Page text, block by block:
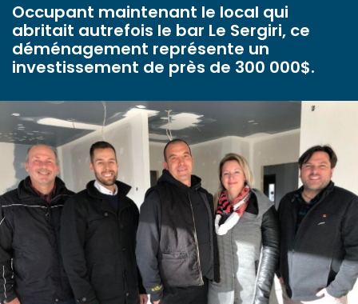
Occupant maintenant le local qui
abritait autrefois le bar Le Sergiri, ce
déménagement représente un
investissement de près de 300 000$.